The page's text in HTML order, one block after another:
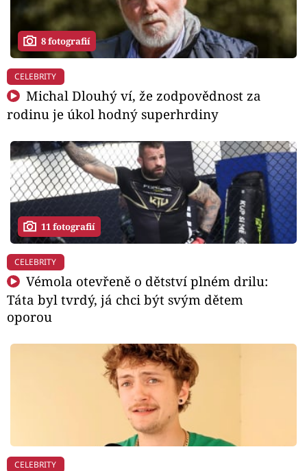
8 fotografií
CELEBRITY
Michal Dlouhý ví, že zodpovědnost za
rodinu je úkol hodný superhrdiny
11 fotografií
CELEBRITY
Vémola otevřeně o dětství plném drilu:
Táta byl tvrdý, já chci být svým dětem
oporou
CELEBRITY